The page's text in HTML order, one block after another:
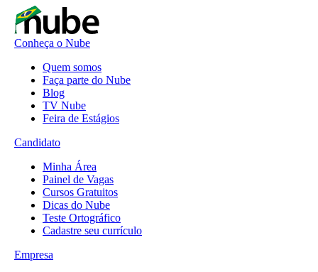
Conheça o Nube
Quem somos
Faça parte do Nube
Blog
TV Nube
Feira de Estágios
Candidato
Minha Área
Painel de Vagas
Cursos Gratuitos
Dicas do Nube
Teste Ortográfico
Cadastre seu currículo
Empresa